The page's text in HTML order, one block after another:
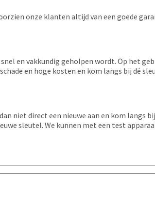
onze klanten altijd van een goede
en vakkundig geholpen wordt. Op het
en hoge kosten en kom langs bij dé
niet direct een nieuwe aan en kom langs
sleutel. We kunnen met een test